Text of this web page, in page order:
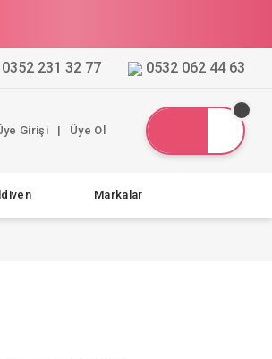
0352 231 32 77 0532 062 44 63
Girişi | Üye Ol
Markalar